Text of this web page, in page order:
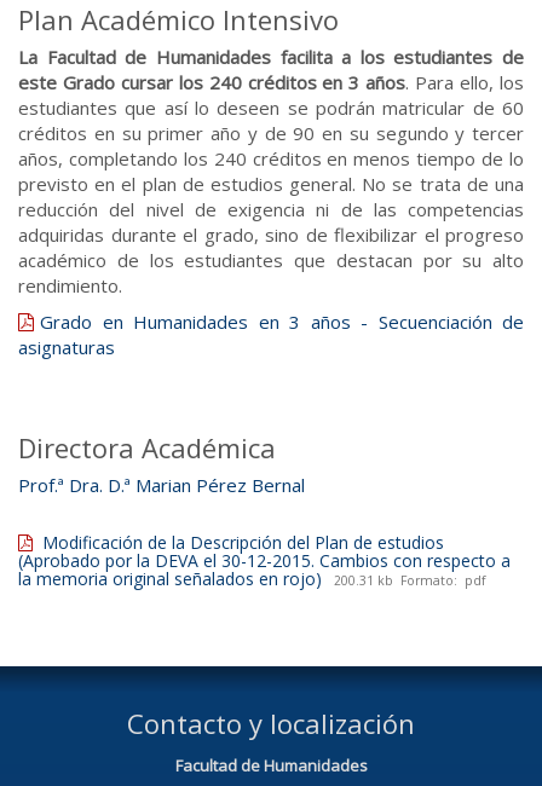
Plan Académico Intensivo
La Facultad de Humanidades facilita a los estudiantes de
este Grado cursar los 240 créditos en 3 años. Para ello, los
estudiantes que así lo deseen se podrán matricular de 60
créditos en su primer año y de 90 en su segundo y tercer
años, completando los 240 créditos en menos tiempo de lo
previsto en el plan de estudios general. No se trata de una
reducción del nivel de exigencia ni de las competencias
adquiridas durante el grado, sino de flexibilizar el progreso
académico de los estudiantes que destacan por su alto
rendimiento.
Grado en Humanidades en 3 años - Secuenciación de
asignaturas
Directora Académica
Prof.ª Dra. D.ª Marian Pérez Bernal
Modificación de la Descripción del Plan de estudios
(Aprobado por la DEVA el 30-12-2015. Cambios con respecto a
la memoria original señalados en rojo) 200.31 kb Formato: pdf
Contacto y localización
Facultad de Humanidades